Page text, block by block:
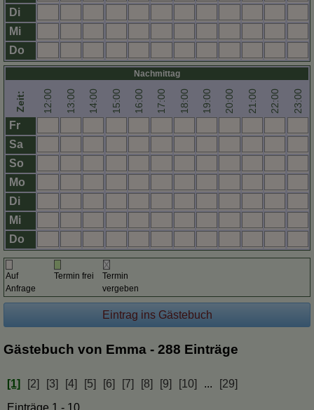
Di
Mi
Do
Nachmittag
Zeit: 12:00 13:00 14:00 15:00 16:00 17:00 18:00 19:00 20:00 21:00 22:00 23:00
Fr
Sa
So
Mo
Di
Mi
Do
Auf
Anfrage
Termin frei
Termin
vergeben
Gästebuch von Emma - 288 Einträge
[1] [2] [3] [4] [5] [6] [7] [8] [9] [10] ...
[29]